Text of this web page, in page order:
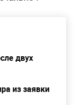
двух
из заявки